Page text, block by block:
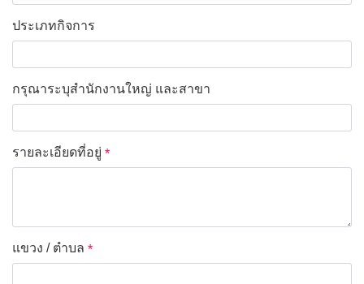
ประเภทกิจการ
กรุณาระบุสำนักงานใหญ่ และสาขา
รายละเอียดที่อยู่ *
แขวง / ตำบล *